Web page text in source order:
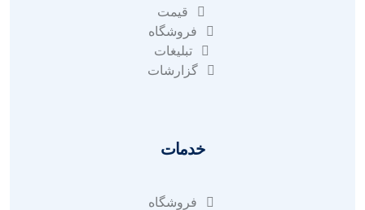
قیمت
فروشگاه
تبلیغات
گزارشات
خدمات
فروشگاه